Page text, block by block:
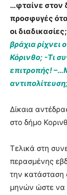
…φταίνε στον
προσφυγές
οι διαδικασίες;
βράχια ρίχνει
Κόρινθο; -Τι
επιτροπής!
αντιπολίτευση;
Δίκαια
στο δήμο
Τελικά στη
περασμένης
την κατάσταση
μηνών ώστε να